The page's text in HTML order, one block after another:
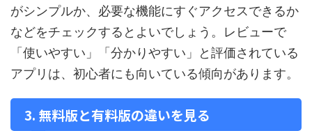
がシンプルか、必要な機能にすぐアクセスできるか
などをチェックするとよいでしょう。レビューで
「使いやすい」「分かりやすい」と評価されている
アプリは、初心者にも向いている傾向があります。
3. 無料版と有料版の違いを見る